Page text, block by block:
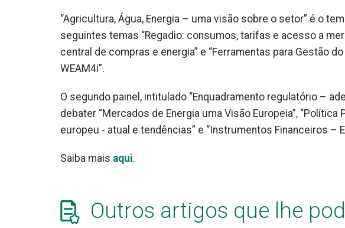
“Agricultura, Água, Energia – uma visão sobre o setor” é o
seguintes temas “Regadio: consumos, tarifas e acesso a
central de compras e energia” e “Ferramentas para Gestão
WEAM4i”.
O segundo painel, intitulado “Enquadramento regulatório –
debater “Mercados de Energia uma Visão Europeia”,
europeu - atual e tendências” e “Instrumentos Financeiros –
Saiba mais aqui.
Outros artigos que lhe